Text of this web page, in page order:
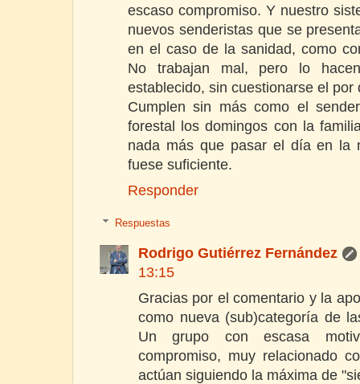
escaso compromiso. Y nuestro
nuevos senderistas que se
en el caso de la sanidad, como
No trabajan mal, pero lo
establecido, sin cuestionarse el
Cumplen sin más como el
forestal los domingos con la
nada más que pasar el día en la
fuese suficiente.
Responder
Respuestas
Rodrigo Gutiérrez Fernández
13:15
Gracias por el comentario y la
como nueva (sub)categoría de
Un grupo con escasa
compromiso, muy relacionado
actúan siguiendo la máxima de